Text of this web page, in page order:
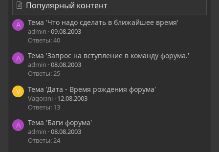
Популярный контент
A Тема 'Что надо сделать в ближайшее время'
admin 09.08.2003
Ответы: 40
A Тема 'Запрос на вступление в команду форума.'
admin 08.08.2003
Ответы: 25
V Тема 'Дата - Время рождения форума'
Vagor.ini
12.08.2003
Ответы: 13
A Тема 'Баги форума'
admin 08.08.2003
Ответы: 24